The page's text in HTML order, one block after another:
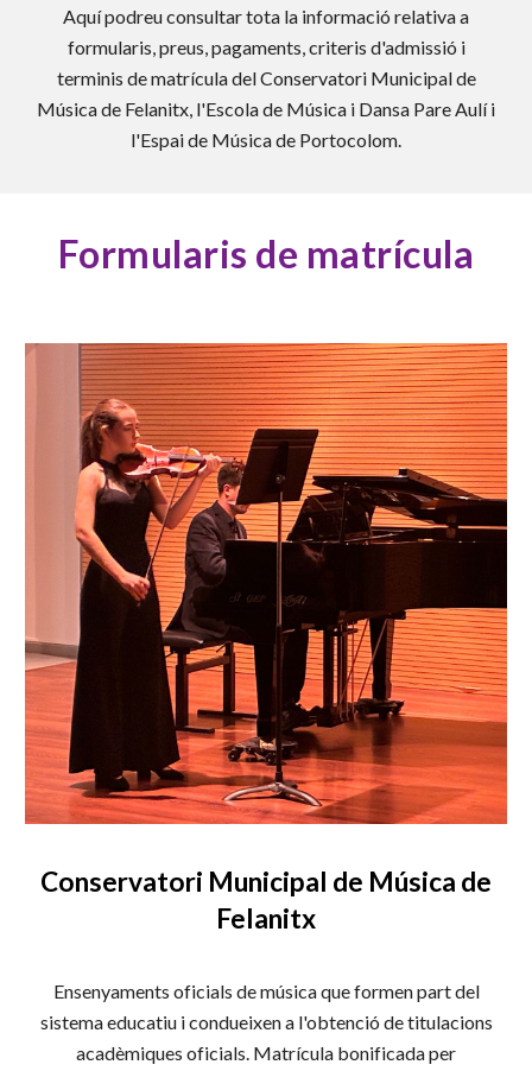
Aquí podreu consultar tota la informació relativa a
formularis, preus, pagaments, criteris d'admissió i
terminis de matrícula del Conservatori Municipal de
Música de Felanitx, l'Escola de Música i Dansa Pare Aulí i
l'Espai de Música de Portocolom.
Formularis de matrícula
Conservatori Municipal de Música de
Felanitx
Ensenyaments oficials de música que formen part del
sistema educatiu i condueixen a l'obtenció de titulacions
acadèmiques oficials. Matrícula bonificada per